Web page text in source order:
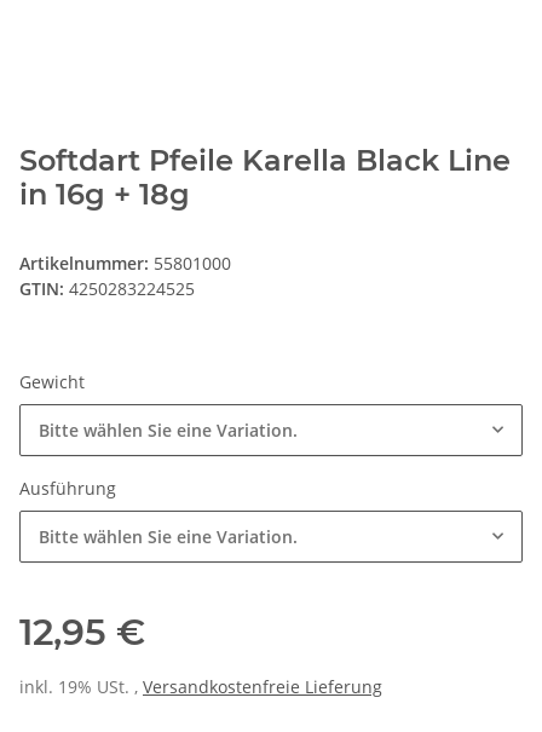
Softdart Pfeile Karella Black Line
in 16g + 18g
Artikelnummer: 55801000
GTIN: 4250283224525
Gewicht
Bitte wählen Sie eine Variation.
Ausführung
Bitte wählen Sie eine Variation.
12,95 €
inkl. 19% USt. , Versandkostenfreie Lieferung